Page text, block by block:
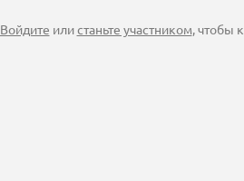
Войдите илистаньте участником, чтобы